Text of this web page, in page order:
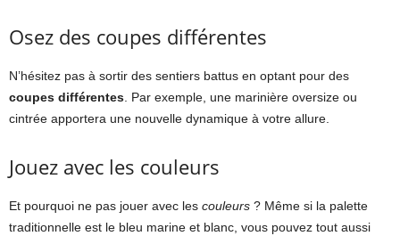
Osez des coupes différentes
N’hésitez pas à sortir des sentiers battus en optant pour des
coupes différentes . Par exemple, une marinière oversize ou
cintrée apportera une nouvelle dynamique à votre allure.
Jouez avec les couleurs
Et pourquoi ne pas jouer avec les couleurs ? Même si la palette
traditionnelle est le bleu marine et blanc, vous pouvez tout aussi